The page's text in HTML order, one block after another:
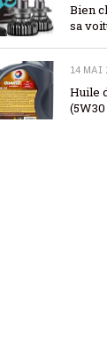
Bien
sa
14 MAI
Huile